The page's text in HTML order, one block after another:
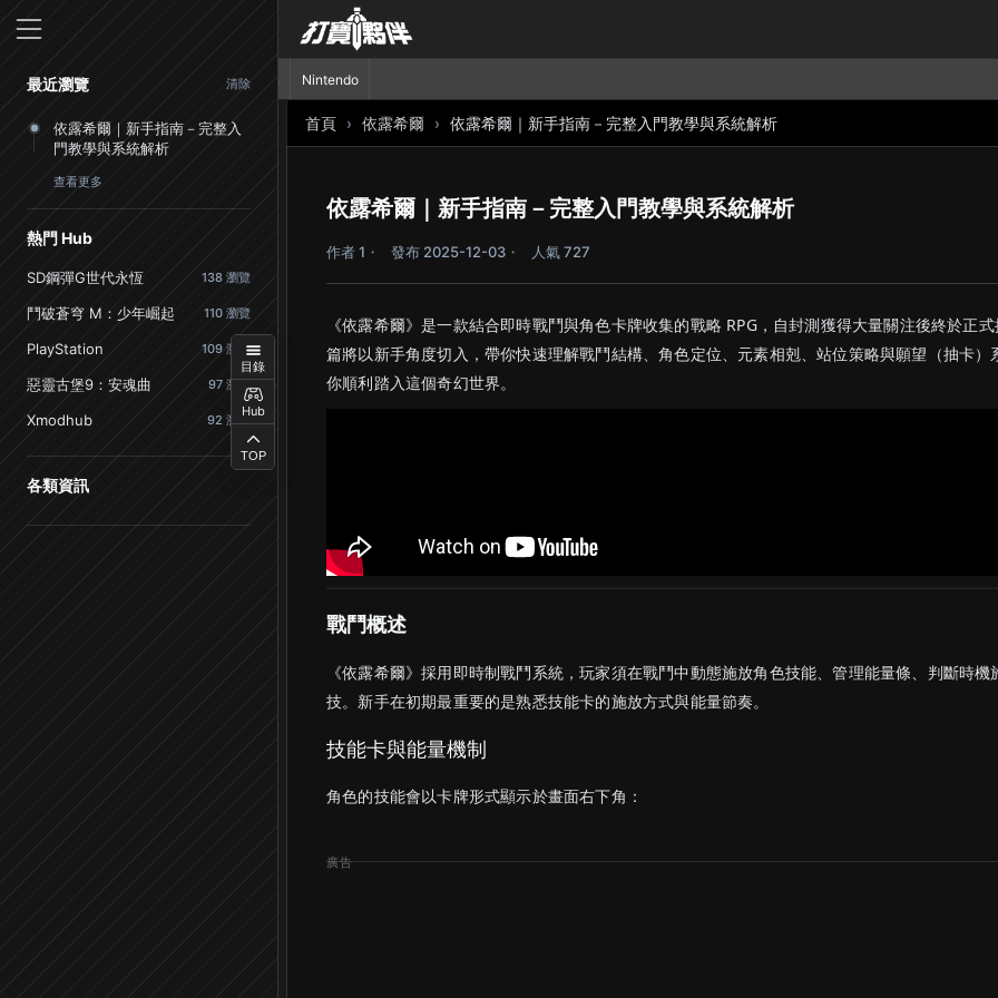
最近瀏覽 清除
依露希爾｜新手指南－完整入
門教學與系統解析
查看更多
熱門 Hub
SD鋼彈G世代永恆 138 瀏覽
鬥破蒼穹 M：少年崛起 110 瀏覽
PlayStation 109 瀏覽
惡靈古堡9：安魂曲 97 瀏覽
Xmodhub 92 瀏覽
各類資訊
首頁 依露希爾 依露希爾｜新手指南－完整入門教學與系統解析
依露希爾｜新手指南－完整入門教學與系統解析
作者 1 發布 2025-12-03 人氣 727
《依露希爾》是一款結合即時戰鬥與角色卡牌收集的戰略 RPG，自封測獲得大量關注後終於正
篇將以新手角度切入，帶你快速理解戰鬥結構、角色定位、元素相剋、站位策略與願望（抽卡）
你順利踏入這個奇幻世界。
戰鬥概述
《依露希爾》採用即時制戰鬥系統，玩家須在戰鬥中動態施放角色技能、管理能量條、判斷時機
技。新手在初期最重要的是熟悉技能卡的施放方式與能量節奏。
技能卡與能量機制
角色的技能會以卡牌形式顯示於畫面右下角：
目錄
Hub
TOP
PlayStation Nintendo